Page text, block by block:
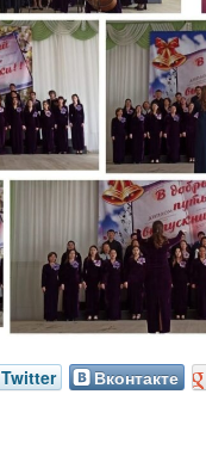
Twitter Вконтакте